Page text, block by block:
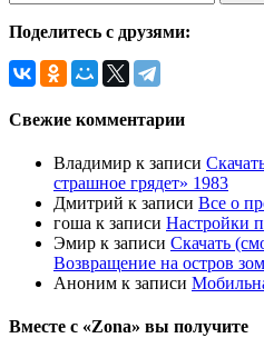
Поделитесь с друзями:
Свежие комментарии
Владимир к записи
страшное грядет» 1983
Дмитрий к записи Все о
гоша к записи Настройки
Эмир к записи Скачать
Возвращение на остров
Аноним к записи
Вместе с «Zona» вы получите